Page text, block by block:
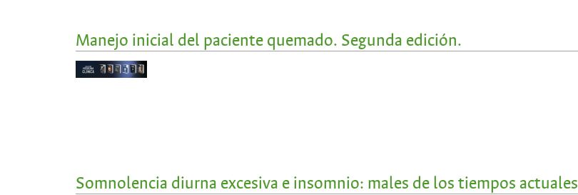
Manejo inicial del paciente quemado. Segunda edición.
Somnolencia diurna excesiva e insomnio: males de los tiempos actuales